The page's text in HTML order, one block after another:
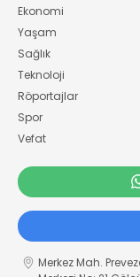
Ekonomi
Yaşam
Sağlık
Teknoloji
Röportajlar
Spor
Vefat
Merkez Mah.